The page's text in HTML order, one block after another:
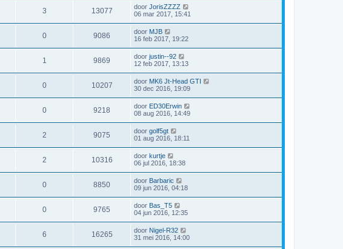
3 13077 door JorisZZZZ
06 mar 2017, 15:41
0 9086 door MJB
16 feb 2017, 19:22
1 9869 door justin--92
12 feb 2017, 13:13
0 10207 door MK6 Jt-Head GTI
30 dec 2016, 19:09
0 9218 door ED30Erwin
08 aug 2016, 14:49
2 9075 door golf5gt
01 aug 2016, 18:11
2 10316 door kurtje
06 jul 2016, 18:38
0 8850 door Barbaric
09 jun 2016, 04:18
0 9765 door Bas_T5
04 jun 2016, 12:35
6 16265 door Nigel-R32
31 mei 2016, 14:00